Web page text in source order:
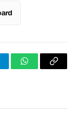
WhatsApp